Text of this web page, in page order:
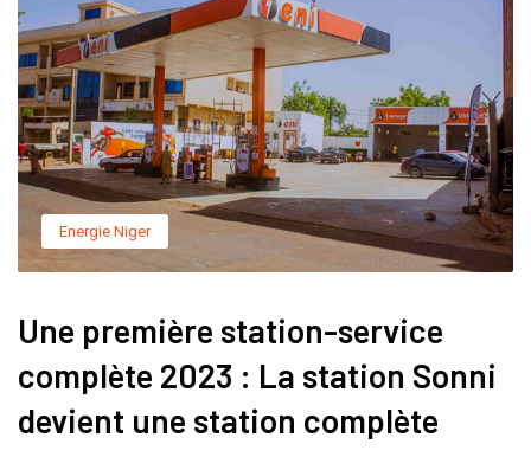
Energie Niger
Une première station-service
complète 2023 : La station Sonni
devient une station complète